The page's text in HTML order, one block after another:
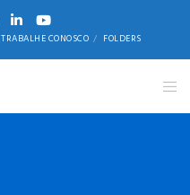
TRABALHE CONOSCO FOLDERS